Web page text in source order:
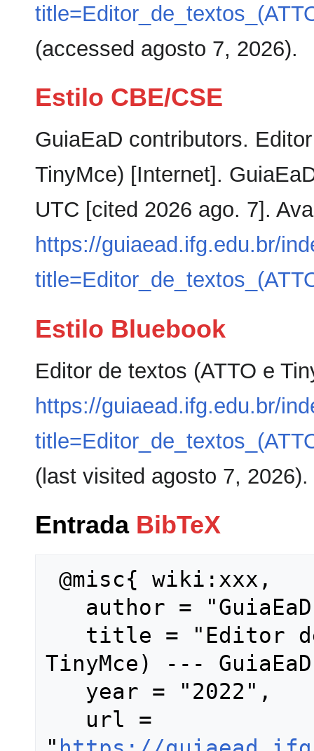
(accessed agosto 7, 2026).
Estilo CBE/CSE
GuiaEaD contributors.
TinyMce) [Internet].
UTC [cited 2026 ago. 7].
https://guiaead.ifg.edu.br/
Estilo Bluebook
Editor de textos (ATTO e
https://guiaead.ifg.edu.br/
(last visited agosto 7, 2026).
Entrada BibTeX
TinyMce) ---